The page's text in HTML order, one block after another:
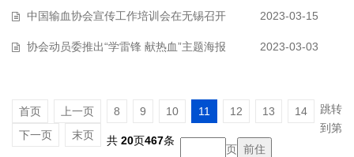
中国输血协会宣传工作培训会在无锡召开 2023-03-15
协会动员委推出“学雷锋 献热血”主题海报 2023-03-03
首页 上一页 8 9 10 11 12 13
14
下一页
末页 共 20页467条
跳转
到第
页